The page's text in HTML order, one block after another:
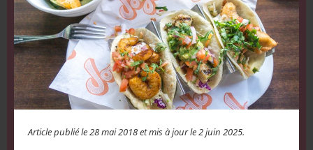
Article publié le28 mai 2018et mis à jour le2 juin 2025.